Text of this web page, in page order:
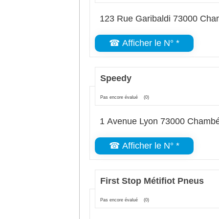
123 Rue Garibaldi 73000
☎ Afficher le N° *
Speedy
Pas encore évalué (0)
1 Avenue Lyon 73000
☎ Afficher le N° *
First Stop Métifiot Pneus
Pas encore évalué (0)